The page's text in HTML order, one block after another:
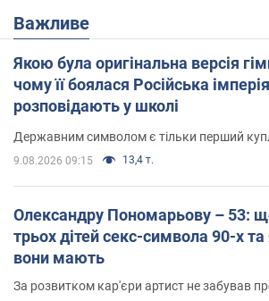
Важливе
Якою була оригінальна версія
чому її боялася Російська
розповідають у школі
Державним символом є тільки перший
9.08.2026 09:15 13,4 т.
Олександру Пономарьову – 53:
трьох дітей секс-символа 90-х
вони мають
За розвитком кар'єри артист не забував